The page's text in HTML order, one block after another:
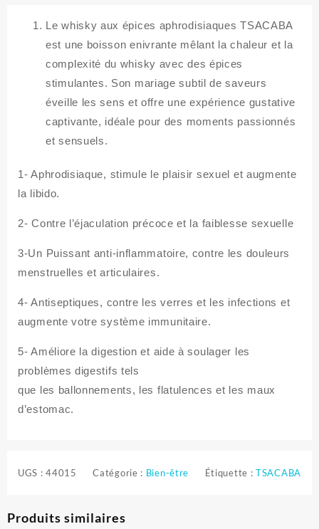
Le whisky aux épices aphrodisiaques TSACABA
est une boisson enivrante mêlant la chaleur et la
complexité du whisky avec des épices
stimulantes. Son mariage subtil de saveurs
éveille les sens et offre une expérience gustative
captivante, idéale pour des moments passionnés
et sensuels.
1- Aphrodisiaque, stimule le plaisir sexuel et augmente
la libido.
2- Contre l’éjaculation précoce et la faiblesse sexuelle
3-Un Puissant anti-inflammatoire, contre les douleurs
menstruelles et articulaires.
4- Antiseptiques, contre les verres et les infections et
augmente votre système immunitaire.
5- Améliore la digestion et aide à soulager les
problèmes digestifs tels
que les ballonnements, les flatulences et les maux
d’estomac.
UGS :44015 Catégorie : Bien-être Étiquette :TSACABA
Produits similaires